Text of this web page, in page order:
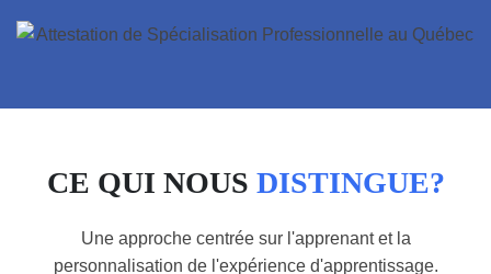
CE QUI NOUS DISTINGUE?
Une approche centrée sur l'apprenant et la
personnalisation de l'expérience d'apprentissage.